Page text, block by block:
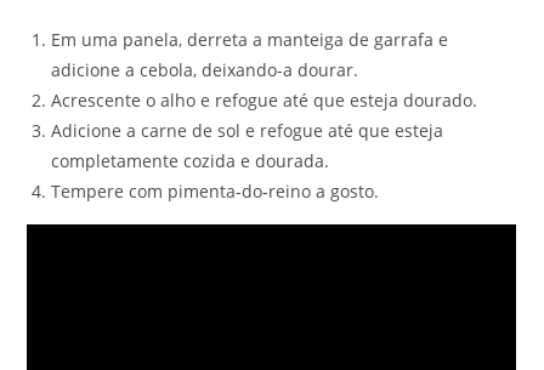
Em uma panela, derreta a manteiga de garrafa e
adicione a cebola, deixando-a dourar.
Acrescente o alho e refogue até que esteja dourado.
Adicione a carne de sol e refogue até que esteja
completamente cozida e dourada.
Tempere com pimenta-do-reino a gosto.